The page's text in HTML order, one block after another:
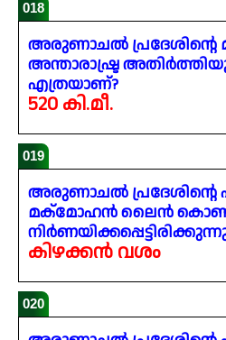
018
അരുണാചൽ പ്രദേശിന്റെ
അന്താരാഷ്ട്ര
എത്രയാണ്?
520 കി.മീ.
019
അരുണാചൽ
മക്മോഹൻ ലൈൻ കൊണ്ട്
കിഴക്കൻ വശം
020